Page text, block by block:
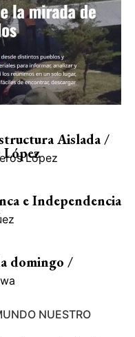
Aislada /
López
e Independencia
domingo /
NUESTRO